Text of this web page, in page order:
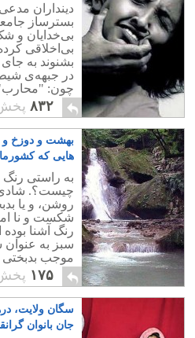
دینداران
بستر‌ساز
بی‌خدایان و
بی‌اخلاقی‌
بشنوند به جای
در جبهه‌ی
چون:
بر سر به نیست
۸۳۲
بهشت و دوزخ و
هایی که
به راستی
چیست؟. شادی،
روشن، و یا
شکست و نا
رنگ آشنا
سبز به
موجب بدبختی
کیسه دوز
بوده است.
۱۷۵
سگان ولایت،
جان بانوان